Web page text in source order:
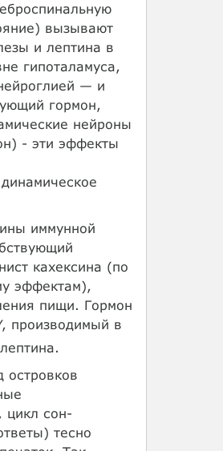
вызывают
и лептина в
гипоталамуса,
— и
гормон,
нейроны
- эти эффекты
иммунной
кахексина (по
эффектам),
пищи. Гормон
производимый в
островков
цикл сон-
тесно